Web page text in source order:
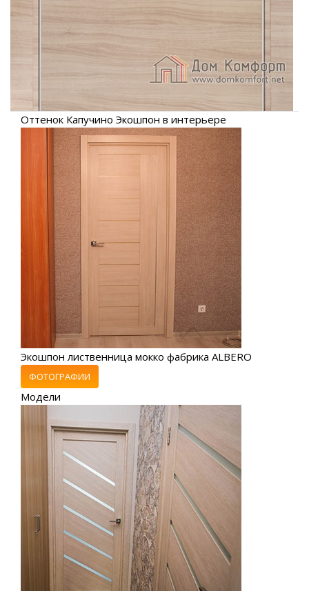
Оттенок Капучино Экошпон в интерьере
Экошпон лиственница мокко фабрика ALBERO
ФОТОГРАФИИ
Модели